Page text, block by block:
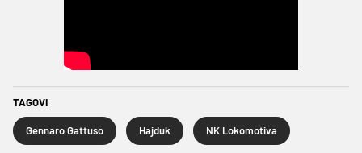
TAGOVI
Gennaro Gattuso Hajduk NK Lokomotiva